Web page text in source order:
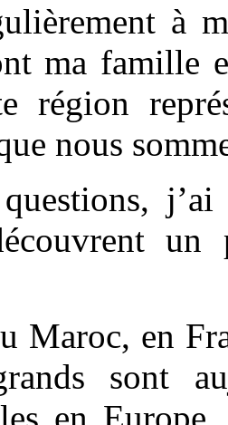
à
ma famille
région
nous
un
Maroc, en
sont
en